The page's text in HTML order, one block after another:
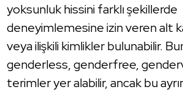
yoksunluk hissini farklı şekillerde
deneyimlemesine izin veren alt
veya ilişkili kimlikler bulunabilir.
genderless, genderfree,
terimler yer alabilir, ancak bu